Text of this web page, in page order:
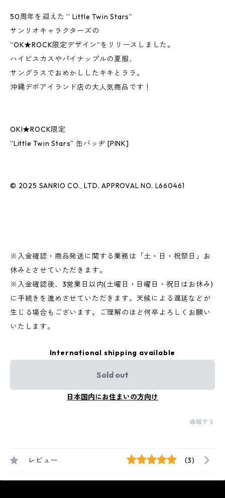
50周年を迎えた ’’ Little Twin Stars”
サンリオキャラクターズの
”OK★ROCK限定デザイン”をリリースしました。
ハイビスカスやパイナップルの夏服、
サングラスでおめかししたキキとララ。
沖縄デポアイランド店の大人気商品です！
OKI★ROCK限定
”Little Twin Stars” 缶バッヂ [PINK]
© 2025 SANRIO CO., LTD. APPROVAL NO. L660461
※入金確認・商品発送に関する業務は「土・日・祝祭日」お
休みとさせていただきます。
※入金確認後、3営業日以内(土曜日・日曜日・祝日はお休み)
に手続きを進めさせていただきます。天候による遅延などが
生じる場合もございます。ご理解のほど何卒よろしくお願い
いたします。
International shipping available
Sold out
日本国内にお住まいの方向け
通報する
レビュー (3)